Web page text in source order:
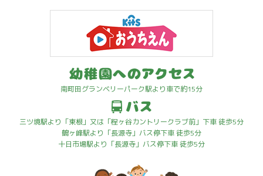
南町田グランベリーパーク駅より車で約15分
三ツ境駅より「東根」又は「程ヶ谷カントリークラブ前」下車 徒歩5分
鶴ヶ峰駅より「長源寺」バス停下車 徒歩5分
十日市場駅より「長源寺」バス停下車 徒歩5分